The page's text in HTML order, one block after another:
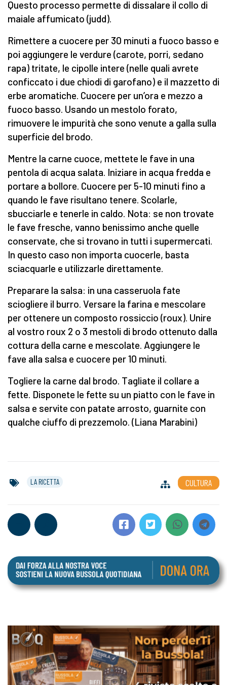
Questo processo permette di dissalare il collo di
maiale affumicato (judd).
Rimettere a cuocere per 30 minuti a fuoco basso e
poi aggiungere le verdure (carote, porri, sedano
rapa) tritate, le cipolle intere (nelle quali avrete
conficcato i due chiodi di garofano) e il mazzetto di
erbe aromatiche. Cuocere per un’ora e mezzo a
fuoco basso. Usando un mestolo forato,
rimuovere le impurità che sono venute a galla sulla
superficie del brodo.
Mentre la carne cuoce, mettete le fave in una
pentola di acqua salata. Iniziare in acqua fredda e
portare a bollore. Cuocere per 5-10 minuti fino a
quando le fave risultano tenere. Scolarle,
sbucciarle e tenerle in caldo. Nota: se non trovate
le fave fresche, vanno benissimo anche quelle
conservate, che si trovano in tutti i supermercati.
In questo caso non importa cuocerle, basta
sciacquarle e utilizzarle direttamente.
Preparare la salsa: in una casseruola fate
sciogliere il burro. Versare la farina e mescolare
per ottenere un composto rossiccio (roux). Unire
al vostro roux 2 o 3 mestoli di brodo ottenuto dalla
cottura della carne e mescolate. Aggiungere le
fave alla salsa e cuocere per 10 minuti.
Togliere la carne dal brodo. Tagliate il collare a
fette. Disponete le fette su un piatto con le fave in
salsa e servite con patate arrosto, guarnite con
qualche ciuffo di prezzemolo. (Liana Marabini)
LA RICETTA CULTURA